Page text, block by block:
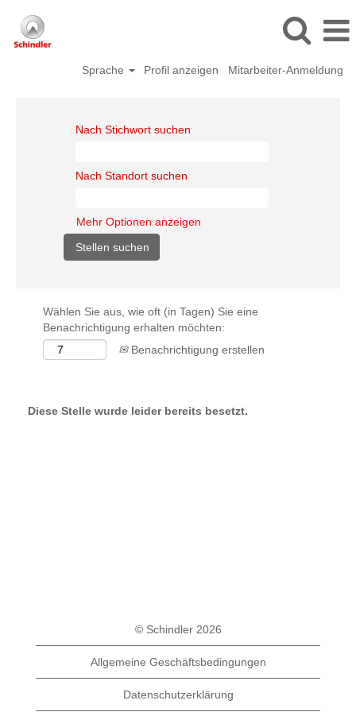
Sprache Profil anzeigen Mitarbeiter-Anmeldung
Nach Stichwort suchen
Nach Standort suchen
Mehr Optionen anzeigen
Wählen Sie aus, wie oft (in Tagen) Sie eine
Benachrichtigung erhalten möchten:
Benachrichtigung erstellen
Diese Stelle wurde leider bereits besetzt.
© Schindler 2026
Allgemeine Geschäftsbedingungen
Datenschutzerklärung